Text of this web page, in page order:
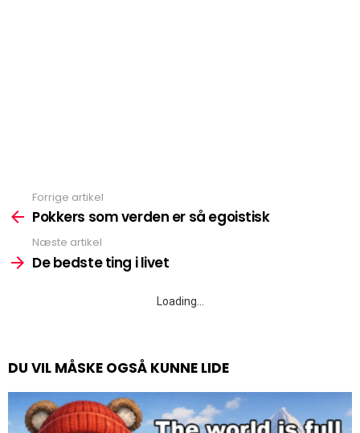
mere
Forrige artikel
Pokkers som verden er så egoistisk
Næste artikel
De bedste ting i livet
Loading…
DU VIL MÅSKE OGSÅ KUNNE LIDE